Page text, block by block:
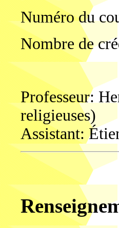
Numéro du
Nombre de
Professeur:
religieuses)
Assistant: